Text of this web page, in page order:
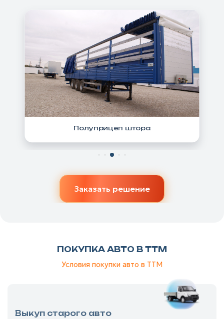
Полуприцеп штора
Заказать решение
ПОКУПКА АВТО В ТТМ
Условия покупки авто в ТТМ
Выкуп старого авто